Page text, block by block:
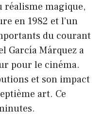
réalisme magique,
en 1982 et l’un
du courant
García Márquez a
pour le cinéma.
et son impact
art. Ce